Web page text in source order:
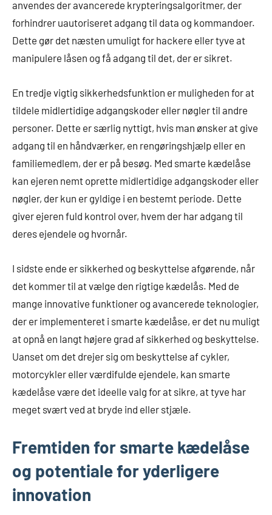
anvendes der avancerede krypteringsalgoritmer, der
forhindrer uautoriseret adgang til data og kommandoer.
Dette gør det næsten umuligt for hackere eller tyve at
manipulere låsen og få adgang til det, der er sikret.
En tredje vigtig sikkerhedsfunktion er muligheden for at
tildele midlertidige adgangskoder eller nøgler til andre
personer. Dette er særlig nyttigt, hvis man ønsker at give
adgang til en håndværker, en rengøringshjælp eller en
familiemedlem, der er på besøg. Med smarte kædelåse
kan ejeren nemt oprette midlertidige adgangskoder eller
nøgler, der kun er gyldige i en bestemt periode. Dette
giver ejeren fuld kontrol over, hvem der har adgang til
deres ejendele og hvornår.
I sidste ende er sikkerhed og beskyttelse afgørende, når
det kommer til at vælge den rigtige kædelås. Med de
mange innovative funktioner og avancerede teknologier,
der er implementeret i smarte kædelåse, er det nu muligt
at opnå en langt højere grad af sikkerhed og beskyttelse.
Uanset om det drejer sig om beskyttelse af cykler,
motorcykler eller værdifulde ejendele, kan smarte
kædelåse være det ideelle valg for at sikre, at tyve har
meget svært ved at bryde ind eller stjæle.
Fremtiden for smarte kædelåse
og potentiale for yderligere
innovation